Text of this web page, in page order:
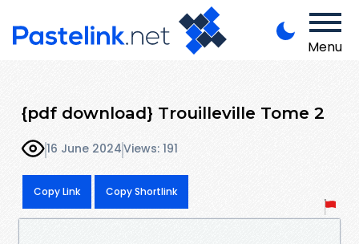
Menu
{pdf download} Trouilleville Tome 2
16 June 2024Views: 191
Copy Link Copy Shortlink